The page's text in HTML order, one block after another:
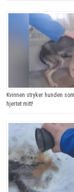
Kvinnen stryker hunden
hjertet mitt!